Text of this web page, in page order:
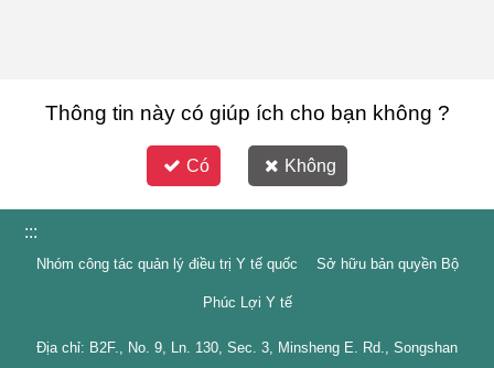
Thông tin này có giúp ích cho bạn không ?
Có Không
:::
Nhóm công tác quản lý điều trị Y tế quốc Sở hữu bản quyền Bộ
Phúc Lợi Y tế
Địa chỉ: B2F., No. 9, Ln. 130, Sec. 3, Minsheng E. Rd., Songshan